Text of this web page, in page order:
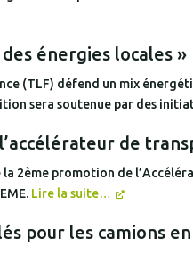
énergies locales »
(TLF) défend un mix
sera soutenue par des
de
2ème promotion de
Lire la suite…
pour les camions